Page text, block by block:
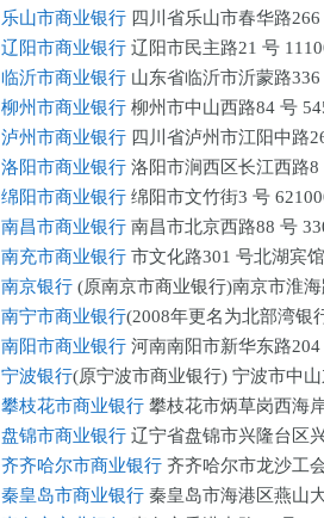
乐山市商业银行 四川省乐山市春华路
辽阳市商业银行 辽阳市民主路21 号
临沂市商业银行 山东省临沂市沂蒙路
柳州市商业银行 柳州市中山西路84 号
泸州市商业银行 四川省泸州市江阳中路
洛阳市商业银行 洛阳市涧西区长江西路8
绵阳市商业银行 绵阳市文竹街3 号
南昌市商业银行 南昌市北京西路88 号
南充市商业银行 市文化路301 号北湖宾
南京银行 (原南京市商业银行)南京市淮
南宁市商业银行(2008年更名为北部湾银
南阳市商业银行 河南南阳市新华东路204
宁波银行(原宁波市商业银行) 宁波市中
攀枝花市商业银行 攀枝花市炳草岗西海
盘锦市商业银行 辽宁省盘锦市兴隆台区
齐齐哈尔市商业银行 齐齐哈尔市龙沙工
秦皇岛市商业银行 秦皇岛市海港区燕山